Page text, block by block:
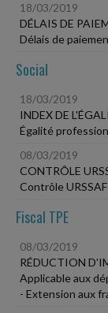
18/03/2019
DÉLAIS DE
Délais de
Social
18/03/2019
INDEX DE
Égalité
08/03/2019
CONTRÔLE
Contrôle
Fiscal TPE
08/03/2019
RÉDUCTION
Applicable aux
- Extension aux